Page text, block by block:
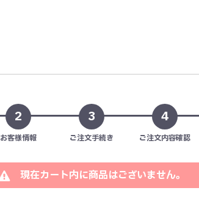
2
お客様情報
3
ご注文手続き
4
ご注文内容確認
現在カート内に商品はございません。